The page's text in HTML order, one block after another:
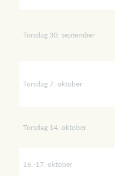
Torsdag 30. september
Torsdag 7. oktober
Torsdag 14. oktober
16.-17. oktober